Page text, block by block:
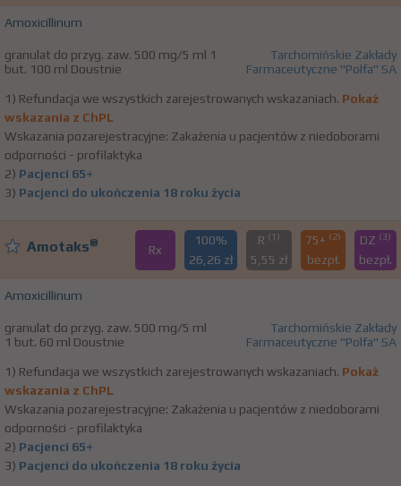
Amoxicillinum
granulat do przyg. zaw. 500 mg/5 ml 1
but. 100 ml Doustnie
Tarchomińskie Zakłady
Farmaceutyczne "Polfa" SA
1) Refundacja we wszystkich zarejestrowanych wskazaniach. Pokaż
wskazania z ChPL
Wskazania pozarejestracyjne: Zakażenia u pacjentów z niedoborami
odporności - profilaktyka
2) Pacjenci 65+
3) Pacjenci do ukończenia 18 roku życia
Amotaks® Rx
100%
26,26 zł
R (1)
5,55 zł
75+ (2)
bezpł.
DZ (3)
bezpł.
Amoxicillinum
granulat do przyg. zaw. 500 mg/5 ml
1 but. 60 ml Doustnie
Tarchomińskie Zakłady
Farmaceutyczne "Polfa" SA
1) Refundacja we wszystkich zarejestrowanych wskazaniach. Pokaż
wskazania z ChPL
Wskazania pozarejestracyjne: Zakażenia u pacjentów z niedoborami
odporności - profilaktyka
2) Pacjenci 65+
3) Pacjenci do ukończenia 18 roku życia